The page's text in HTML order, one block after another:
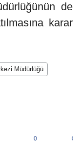
de
karar
Müdürlüğü